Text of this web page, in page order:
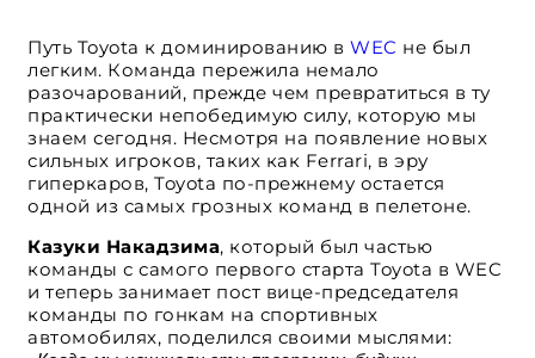
Путь Toyota к доминированию в WEC не был
легким. Команда пережила немало
разочарований, прежде чем превратиться в ту
практически непобедимую силу, которую мы
знаем сегодня. Несмотря на появление новых
сильных игроков, таких как Ferrari, в эру
гиперкаров, Toyota по-прежнему остается
одной из самых грозных команд в пелетоне.
Казуки Накадзима, который был частью
команды с самого первого старта Toyota в WEC
и теперь занимает пост вице-председателя
команды по гонкам на спортивных
автомобилях, поделился своими мыслями: